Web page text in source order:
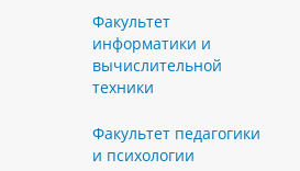
Факультет
информатики и
вычислительной
техники
Факультет педагогики
и психологии